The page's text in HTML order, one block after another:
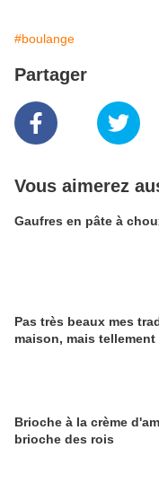
#boulange
Partager
Vous aimerez
Gaufres en pâte à
Pas très beaux mes
maison, mais
Brioche à la crème
brioche des rois